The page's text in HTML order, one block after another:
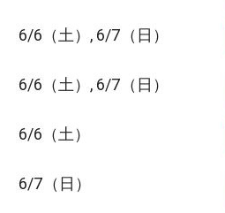
6/6（土）, 6/7（日）
6/6（土）, 6/7（日）
6/6（土）
6/7（日）